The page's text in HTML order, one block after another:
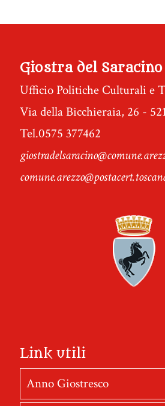
Giostra del Saracino
Ufficio Politiche Culturali e
Via della Bicchieraia, 26 -
Tel.0575 377462
Link utili
Anno Giostresco